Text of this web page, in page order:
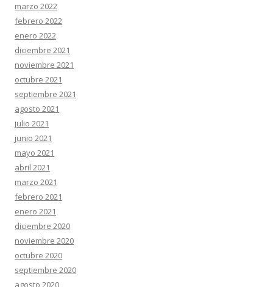
marzo 2022
febrero 2022
enero 2022
diciembre 2021
noviembre 2021
octubre 2021
septiembre 2021
agosto 2021
julio 2021
junio 2021
mayo 2021
abril 2021
marzo 2021
febrero 2021
enero 2021
diciembre 2020
noviembre 2020
octubre 2020
septiembre 2020
agosto 2020